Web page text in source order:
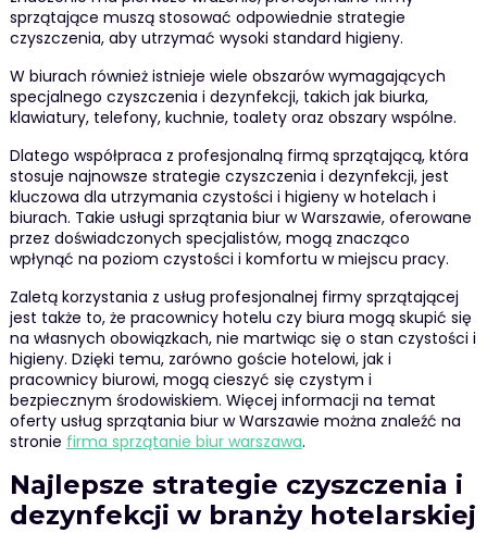
sprzątające muszą stosować odpowiednie strategie
czyszczenia, aby utrzymać wysoki standard higieny.
W biurach również istnieje wiele obszarów wymagających
specjalnego czyszczenia i dezynfekcji, takich jak biurka,
klawiatury, telefony, kuchnie, toalety oraz obszary wspólne.
Dlatego współpraca z profesjonalną firmą sprzątającą, która
stosuje najnowsze strategie czyszczenia i dezynfekcji, jest
kluczowa dla utrzymania czystości i higieny w hotelach i
biurach. Takie usługi sprzątania biur w Warszawie, oferowane
przez doświadczonych specjalistów, mogą znacząco
wpłynąć na poziom czystości i komfortu w miejscu pracy.
Zaletą korzystania z usług profesjonalnej firmy sprzątającej
jest także to, że pracownicy hotelu czy biura mogą skupić się
na własnych obowiązkach, nie martwiąc się o stan czystości i
higieny. Dzięki temu, zarówno goście hotelowi, jak i
pracownicy biurowi, mogą cieszyć się czystym i
bezpiecznym środowiskiem. Więcej informacji na temat
oferty usług sprzątania biur w Warszawie można znaleźć na
stronie firma sprzątanie biur warszawa.
Najlepsze strategie czyszczenia i
dezynfekcji w branży hotelarskiej